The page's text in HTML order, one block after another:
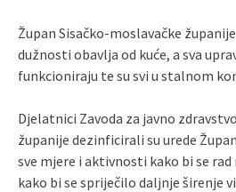
Župan Sisačko-moslavačke
dužnosti obavlja od kuće, a sva
funkcioniraju te su svi u stalnom
Djelatnici Zavoda za javno
županije dezinficirali su urede
sve mjere i aktivnosti kako bi se
kako bi se spriječilo daljnje širenje